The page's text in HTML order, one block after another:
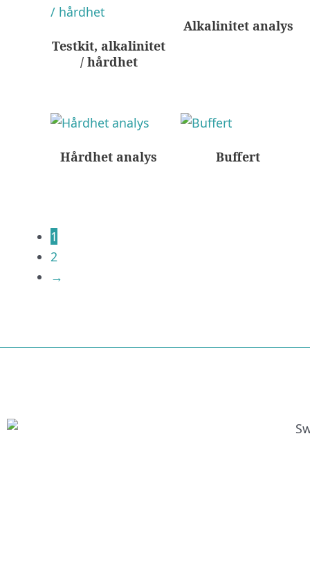
Testkit, alkalinitet
/ hårdhet
Alkalinitet analys
Hårdhet analys Buffert
1
2
→